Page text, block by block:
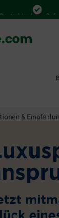
Online bei
&